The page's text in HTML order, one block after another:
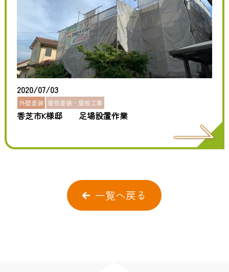
2020/07/03
外壁塗装 屋根塗装・屋根工事
香芝市K様邸 足場設置作業
一覧へ戻る